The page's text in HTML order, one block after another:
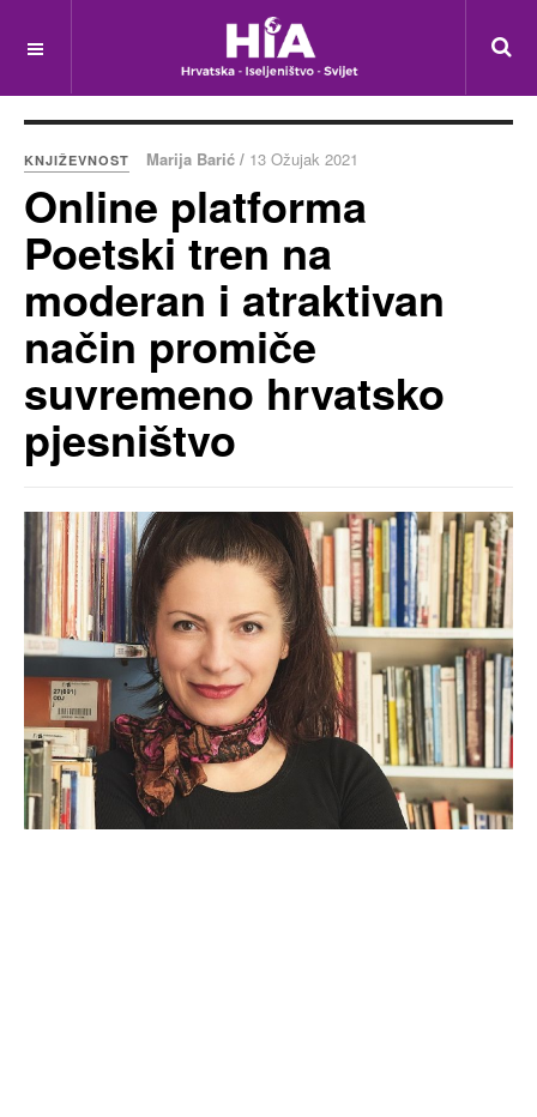
KNJIŽEVNOST Marija Barić / 13 Ožujak 2021
Online platforma
Poetski tren na
moderan i atraktivan
način promiče
suvremeno hrvatsko
pjesništvo